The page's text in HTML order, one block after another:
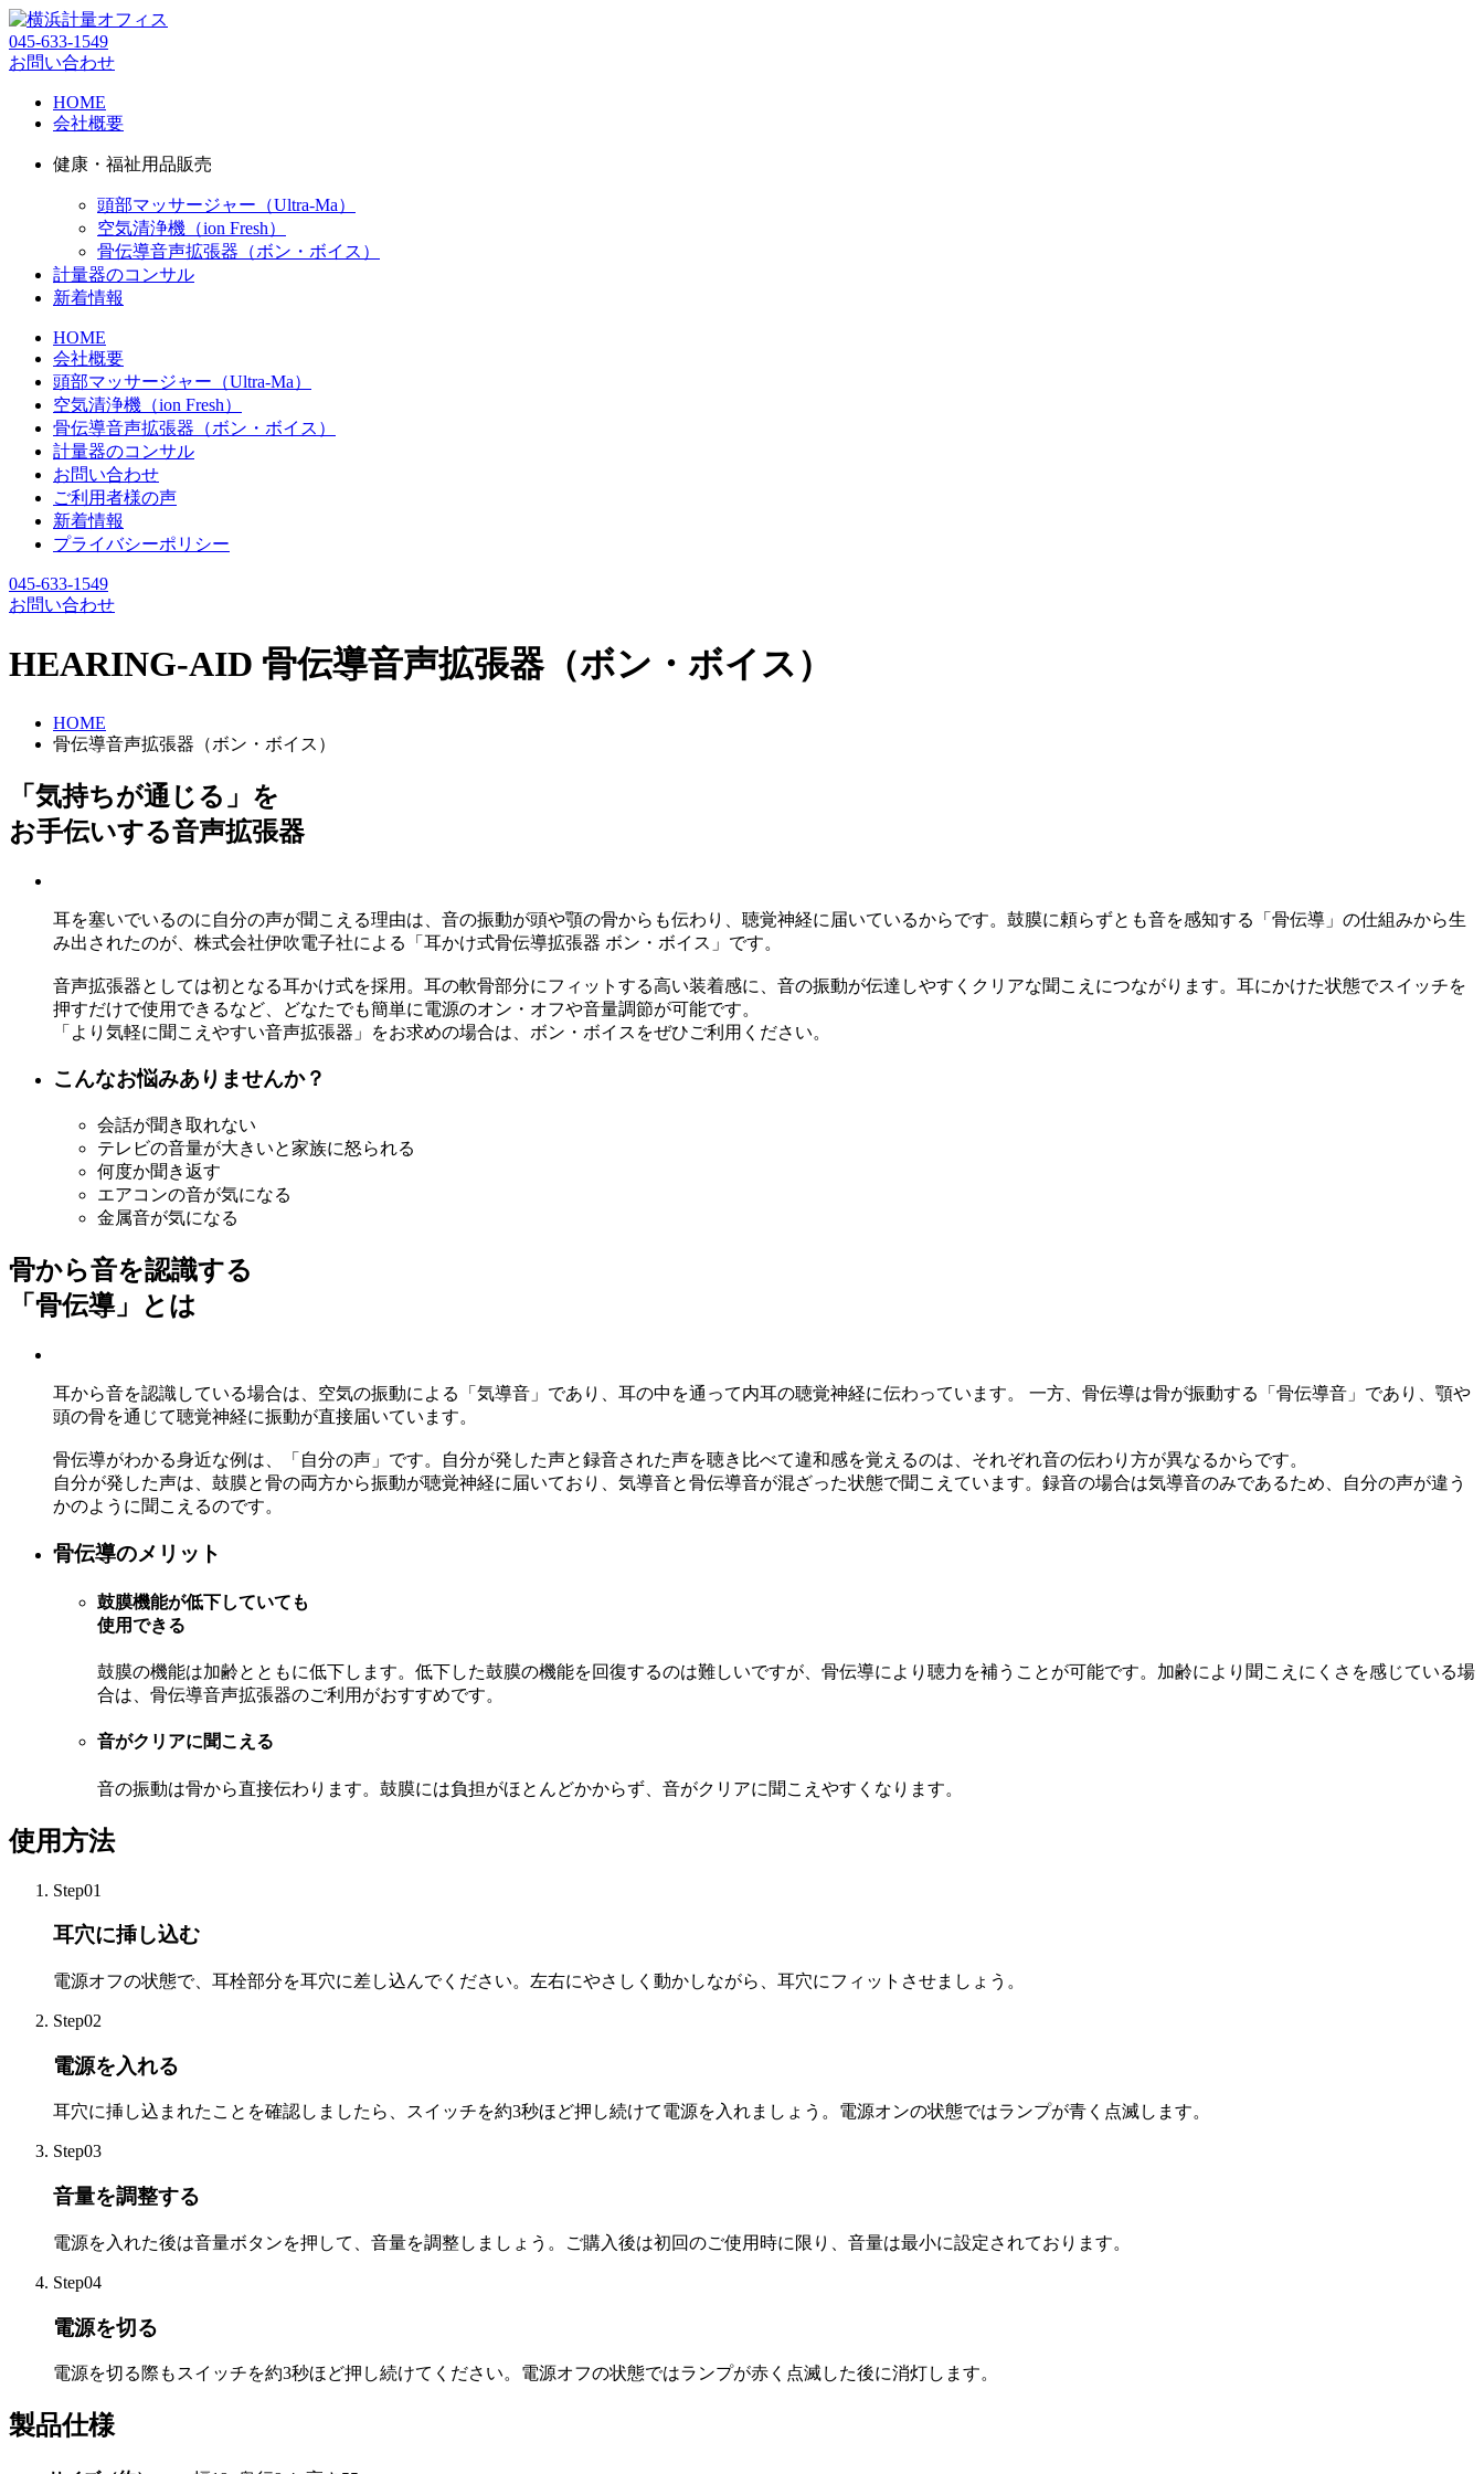
045-633-1549
お問い合わせ
HOME
会社概要
健康・福祉用品販売
頭部マッサージャー（Ultra-Ma）
空気清浄機（ion Fresh）
骨伝導音声拡張器（ボン・ボイス）
計量器のコンサル
新着情報
HOME
会社概要
頭部マッサージャー（Ultra-Ma）
空気清浄機（ion Fresh）
骨伝導音声拡張器（ボン・ボイス）
計量器のコンサル
お問い合わせ
ご利用者様の声
新着情報
プライバシーポリシー
045-633-1549
お問い合わせ
HEARING-AID 骨伝導音声拡張器（ボン・ボイス）
HOME
骨伝導音声拡張器（ボン・ボイス）
「気持ちが通じる」を
お手伝いする音声拡張器
耳を塞いでいるのに自分の声が聞こえる理由は、音の振動が頭や顎の骨からも伝わり、聴覚神経に届いているからです。鼓膜に頼らずとも音を感知する「骨伝導」の仕組みから生
み出されたのが、株式会社伊吹電子社による「耳かけ式骨伝導拡張器 ボン・ボイス」です。
音声拡張器としては初となる耳かけ式を採用。耳の軟骨部分にフィットする高い装着感に、音の振動が伝達しやすくクリアな聞こえにつながります。耳にかけた状態でスイッチを
押すだけで使用できるなど、どなたでも簡単に電源のオン・オフや音量調節が可能です。
「より気軽に聞こえやすい音声拡張器」をお求めの場合は、ボン・ボイスをぜひご利用ください。
こんなお悩みありませんか？
会話が聞き取れない
テレビの音量が大きいと家族に怒られる
何度か聞き返す
エアコンの音が気になる
金属音が気になる
骨から音を認識する
「骨伝導」とは
耳から音を認識している場合は、空気の振動による「気導音」であり、耳の中を通って内耳の聴覚神経に伝わっています。 一方、骨伝導は骨が振動する「骨伝導音」であり、顎や
頭の骨を通じて聴覚神経に振動が直接届いています。
骨伝導がわかる身近な例は、「自分の声」です。自分が発した声と録音された声を聴き比べて違和感を覚えるのは、それぞれ音の伝わり方が異なるからです。
自分が発した声は、鼓膜と骨の両方から振動が聴覚神経に届いており、気導音と骨伝導音が混ざった状態で聞こえています。録音の場合は気導音のみであるため、自分の声が違う
かのように聞こえるのです。
骨伝導のメリット
鼓膜機能が低下していても
使用できる
鼓膜の機能は加齢とともに低下します。低下した鼓膜の機能を回復するのは難しいですが、骨伝導により聴力を補うことが可能です。加齢により聞こえにくさを感じている場
合は、骨伝導音声拡張器のご利用がおすすめです。
音がクリアに聞こえる
音の振動は骨から直接伝わります。鼓膜には負担がほとんどかからず、音がクリアに聞こえやすくなります。
使用方法
Step01
耳穴に挿し込む
電源オフの状態で、耳栓部分を耳穴に差し込んでください。左右にやさしく動かしながら、耳穴にフィットさせましょう。
Step02
電源を入れる
耳穴に挿し込まれたことを確認しましたら、スイッチを約3秒ほど押し続けて電源を入れましょう。電源オンの状態ではランプが青く点滅します。
Step03
音量を調整する
電源を入れた後は音量ボタンを押して、音量を調整しましょう。ご購入後は初回のご使用時に限り、音量は最小に設定されております。
Step04
電源を切る
電源を切る際もスイッチを約3秒ほど押し続けてください。電源オフの状態ではランプが赤く点滅した後に消灯します。
製品仕様